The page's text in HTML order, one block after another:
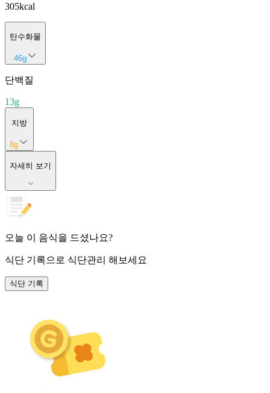
305kcal
탄수화물
46g
단백질
13g
지방
8g
자세히 보기
오늘 이 음식을 드셨나요?
식단 기록으로 식단관리 해보세요
식단 기록